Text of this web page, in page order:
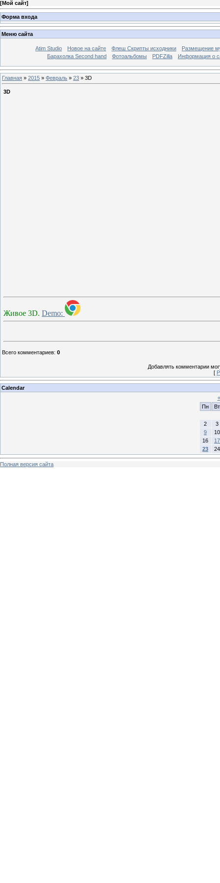
[Мой сайт]
Форма входа
Меню сайта
Atim Studio Новое на сайте Флеш Скрипты исходники
Размещение
Барахолка Second hand
Фотоальбомы PDFZilla Информация о
Главная » 2015 » Февраль » 23 » 3D
3D
Живое 3D. Demo:
Всего комментариев: 0
Добавлять комментарии
[
Calendar
«
Пн
Вт
2
3
9
10
16
17
23
24
Полная версия сайта